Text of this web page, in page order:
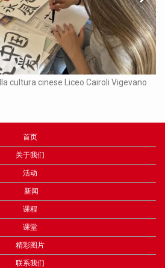
cultura cinese Liceo Cairoli Vigevano
首页
关于我们
活动
新闻
课程
课堂
精彩图片
联系我们